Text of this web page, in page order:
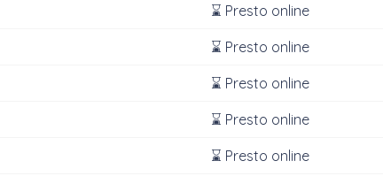
⌛ Presto online
⌛ Presto online
⌛ Presto online
⌛ Presto online
⌛ Presto online